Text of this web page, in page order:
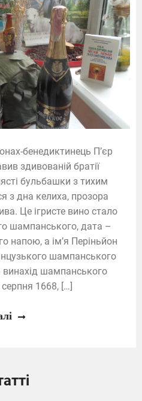
бенедиктинець П’єр
здивованій братії
бульбашки з тихим
з дна келиха, прозора
Це ігристе вино стало
шампанського, дата –
напою, а ім’я Періньйон
шампанського
винахід шампанського
1668, […]